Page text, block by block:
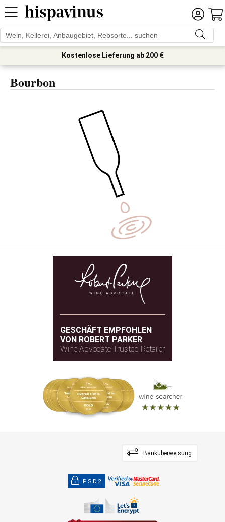
Kostenlose Lieferung ab 200 €
Bourbon
GESCHÄFT EMPFOHLEN
VON ROBERT PARKER
Wine Advocate Trusted Retailer
Banküberweisung
PSD2